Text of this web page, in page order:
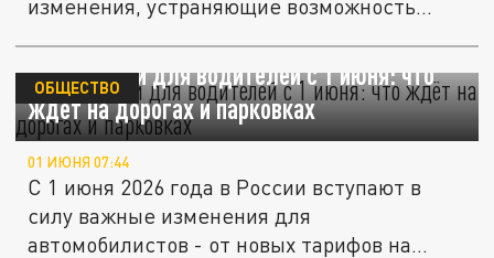
изменения, устраняющие возможность...
7 изменений для водителей с 1 июня: что
ждёт на дорогах и парковках
ОБЩЕСТВО
01 ИЮНЯ 07:44
С 1 июня 2026 года в России вступают в
силу важные изменения для
автомобилистов - от новых тарифов на